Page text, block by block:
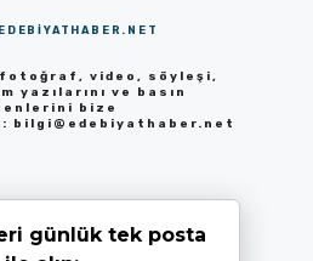
fotoğraf, video, söyleşi,
yazılarını ve basın
bize
bilgi@edebiyathaber.net
günlük tek posta